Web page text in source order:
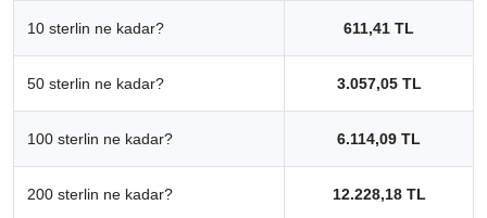
10 sterlin ne kadar? 611,41 TL
50 sterlin ne kadar? 3.057,05 TL
100 sterlin ne kadar? 6.114,09 TL
200 sterlin ne kadar? 12.228,18 TL